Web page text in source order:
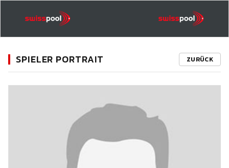
SPIELER PORTRAIT ZURÜCK